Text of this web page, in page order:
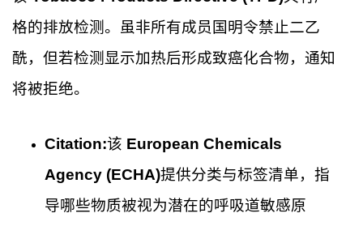
格的排放检测。虽非所有成员国明令禁止二乙
酰，但若检测显示加热后形成致癌化合物，通知
将被拒绝。
Citation:该 European Chemicals
Agency (ECHA)提供分类与标签清单，指
导哪些物质被视为潜在的呼吸道敏感原